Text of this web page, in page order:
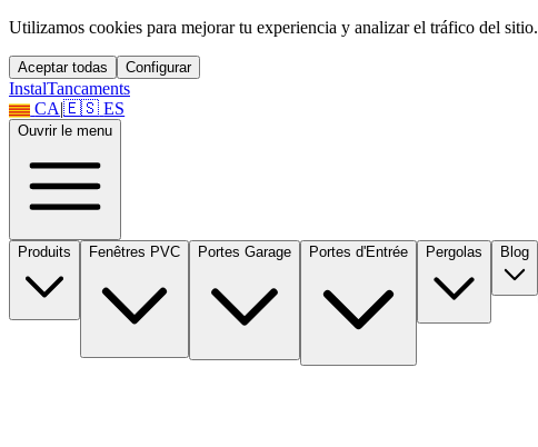
Utilizamos cookies para mejorar tu experiencia y analizar el tráfico del sitio.
Aceptar todas Configurar
InstalTancaments
CA|🇪🇸 ES
Ouvrir le menu
Produits Fenêtres PVC Portes Garage Portes d'Entrée Pergolas Blog